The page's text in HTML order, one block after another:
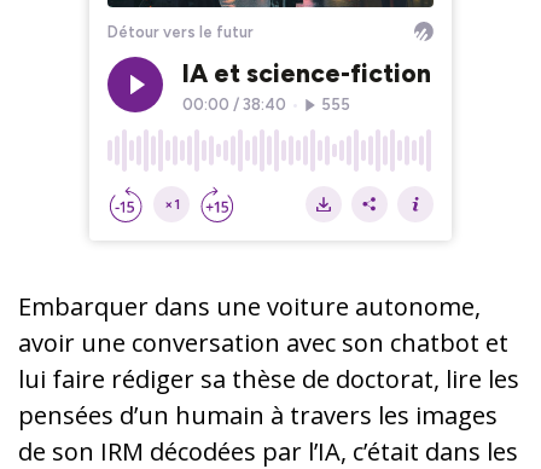
Embarquer dans une voiture autonome,
avoir une conversation avec son chatbot et
lui faire rédiger sa thèse de doctorat, lire les
pensées d’un humain à travers les images
de son IRM décodées par l’IA, c’était dans les